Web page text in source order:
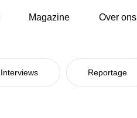
Magazine Over ons
Interviews Reportage